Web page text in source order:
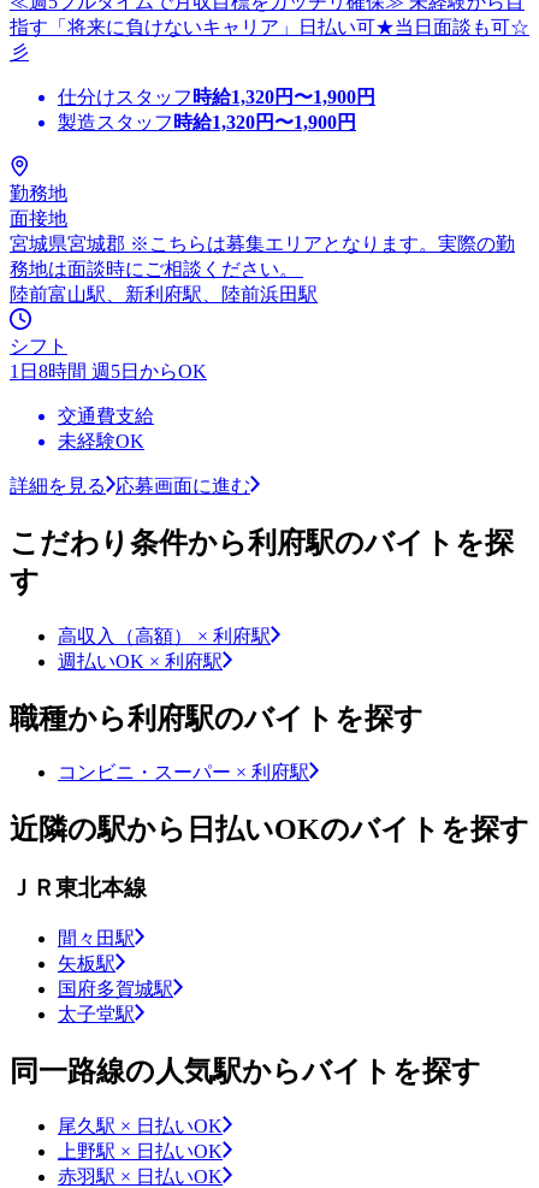
指す「将来に負けないキャリア」日払い可★当日面談も可☆
彡
仕分けスタッフ 時給1,320円〜1,900円
製造スタッフ 時給1,320円〜1,900円
勤務地
面接地
宮城県宮城郡 ※こちらは募集エリアとなります。実際の勤
務地は面談時にご相談ください。
陸前富山駅、新利府駅、陸前浜田駅
シフト
1日8時間 週5日からOK
交通費支給
未経験OK
詳細を見る 応募画面に進む
こだわり条件から利府駅のバイトを探
す
高収入（高額） × 利府駅
週払いOK × 利府駅
職種から利府駅のバイトを探す
コンビニ・スーパー × 利府駅
近隣の駅から日払いOKのバイトを探す
ＪＲ東北本線
間々田駅
矢板駅
国府多賀城駅
太子堂駅
同一路線の人気駅からバイトを探す
尾久駅 × 日払いOK
上野駅 × 日払いOK
赤羽駅 × 日払いOK